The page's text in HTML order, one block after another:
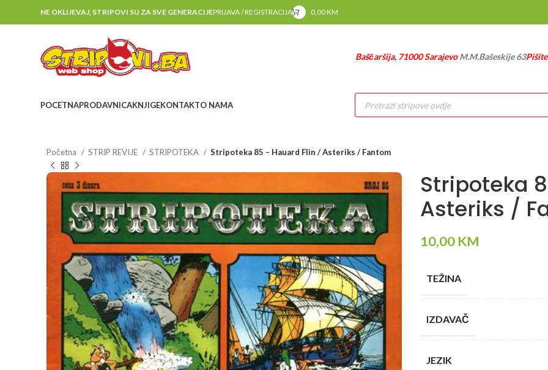
NE OKLIJEVAJ, STRIPOVI SU ZA SVE GENERACIJEPRIJAVA / REGISTRACIJA 0,00KM
Baščaršija, 71000 SarajevoM.M.Bašeskije 63
POCETNAPRODAVNICAKNJIGEKONTAKTO NAMA
Products
search
Početna STRIP REVIJE STRIPOTEKA Stripoteka 85 – Hauard Flin / Asteriks / Fantom
Stripoteka
Asteriks /
10,00 KM
TEŽINA
IZDAVAČ
JEZIK